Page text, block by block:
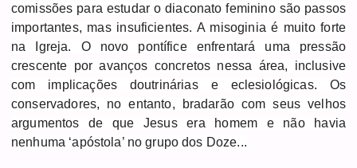
comissões para estudar o diaconato feminino são passos
importantes, mas insuficientes. A misoginia é muito forte
na Igreja. O novo pontífice enfrentará uma pressão
crescente por avanços concretos nessa área, inclusive
com implicações doutrinárias e eclesiológicas. Os
conservadores, no entanto, bradarão com seus velhos
argumentos de que Jesus era homem e não havia
nenhuma ‘apóstola’ no grupo dos Doze...